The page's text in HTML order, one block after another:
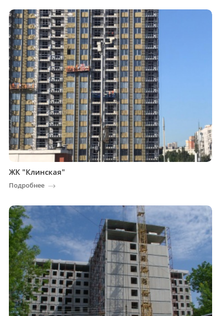
ЖК "Клинская"
Подробнее